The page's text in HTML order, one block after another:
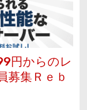
円からのレ
募集Ｒｅｂ